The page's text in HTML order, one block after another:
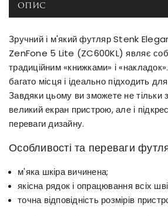
ОПИС
Зручний і м'який футляр Stenk
ZenFone 5 Lite (ZC600KL) являє
традиційним «книжками» і
багато місця і ідеально підходить
Завдяки цьому ви зможете не тільки
великий екран пристрою, але і
переваги дизайну.
Особливості та переваги
м'яка шкіра вичинена;
якісна рядок і опрацювання всіх
точна відповідність розмірів